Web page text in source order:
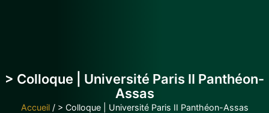
> Colloque | Université Paris II Panthéon-
Assas
Accueil/ > Colloque | Université Paris II Panthéon-Assas